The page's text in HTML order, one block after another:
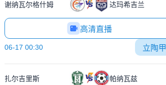
谢纳瓦尔格什姆 达玛希吉兰
高清直播
06-17 00:30 立陶甲
扎尔吉里斯 帕纳瓦兹